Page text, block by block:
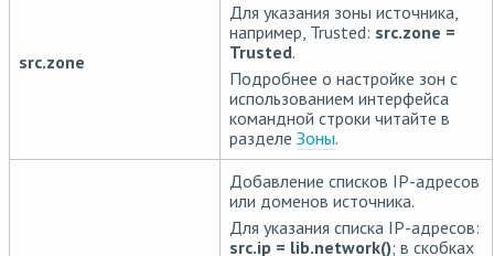
src.zone
Для указания зоны источника,
например, Trusted: src.zone =
Trusted.
Подробнее о настройке зон с
использованием интерфейса
командной строки читайте в
разделе Зоны.
Добавление списков IP-адресов
или доменов источника.
Для указания списка IP-адресов:
src.ip = lib.network(); в скобках